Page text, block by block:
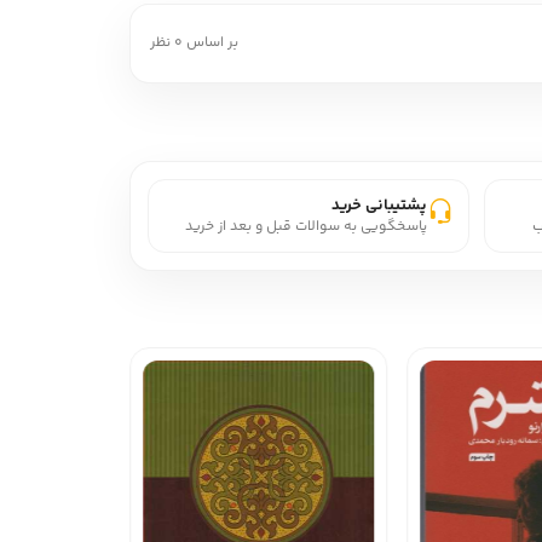
بر اساس 0 نظر
پشتیبانی خرید
پاسخگویی به سوالات قبل و بعد از خرید